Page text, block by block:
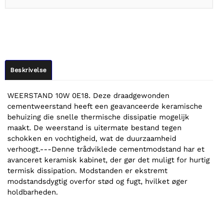
Beskrivelse
WEERSTAND 10W 0E18. Deze draadgewonden
cementweerstand heeft een geavanceerde keramische
behuizing die snelle thermische dissipatie mogelijk
maakt. De weerstand is uitermate bestand tegen
schokken en vochtigheid, wat de duurzaamheid
verhoogt.---Denne trådviklede cementmodstand har et
avanceret keramisk kabinet, der gør det muligt for hurtig
termisk dissipation. Modstanden er ekstremt
modstandsdygtig overfor stød og fugt, hvilket øger
holdbarheden.